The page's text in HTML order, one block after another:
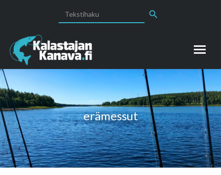
for:
erämessut